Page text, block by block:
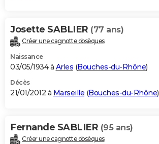
Josette SABLIER (77 ans)
Créer une cagnotte obsèques
Naissance
03/05/1934 à Arles (Bouches-du-Rhône)
Décès
21/01/2012 à Marseille (Bouches-du-Rhône)
Fernande SABLIER (95 ans)
Créer une cagnotte obsèques